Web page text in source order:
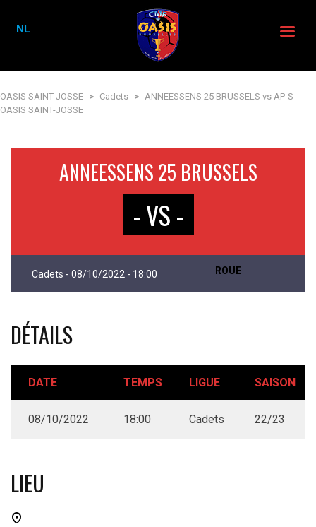
OASIS SAINT JOSSE > Cadets > ANNEESSENS 25 BRUSSELS vs AP-S
OASIS SAINT-JOSSE
ANNEESSENS 25 BRUSSELS
- VS -
Cadets - 08/10/2022 - 18:00 ROUE
DÉTAILS
DATE TEMPS LIGUE SAISON
08/10/2022 18:00 Cadets 22/23
LIEU
NL